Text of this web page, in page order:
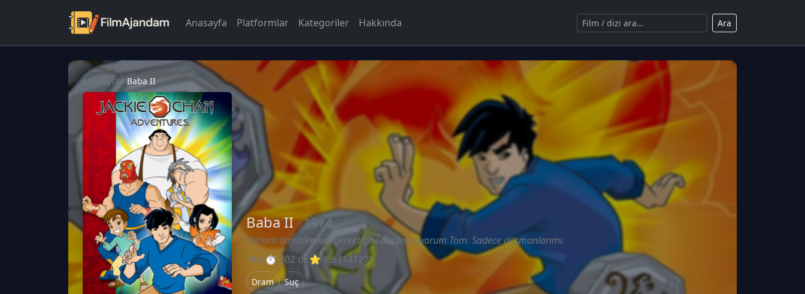
Anasayfa Platformlar Kategoriler Hakkında Ara
Anasayfa / Baba II
Baba II· 1974
Herkesi temizlemem gerektiğini düşünmüyorum Tom. Sadece düşmanlarımı.
Film⏱ 202 dk⭐ 8.6 (14127)
Dram Suç